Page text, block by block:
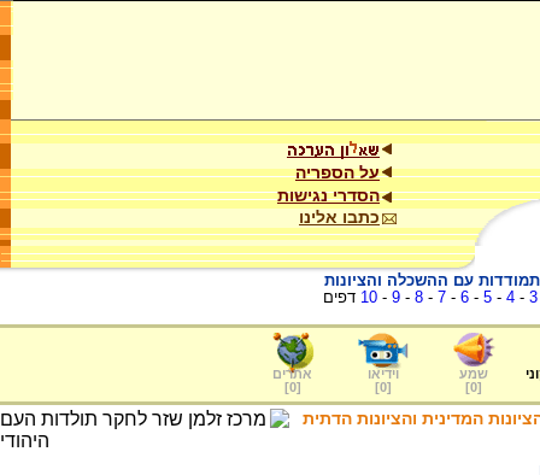
על הספריה
הסדרי נגישות
כתבו אלינו
עם ההשכלה והציונות
3
-
4
-
5
-
6
-
7
-
8
-
9
-
10 דפים
שמע
[
0
]
וידיאו
[
0
]
אתרים
[
0
]
המדינית והציונות הדתית